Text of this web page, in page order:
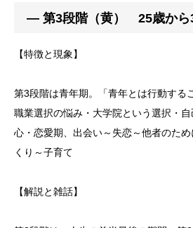
― 第3段階（黄） 25歳か
【特徴と現象】
第3段階は青年期。「青年とは行動する
職業選択の悩み・大学院という選択・
心・恋愛期、出会い～失恋～他者のた
くり～子育て
【解説と雑話】